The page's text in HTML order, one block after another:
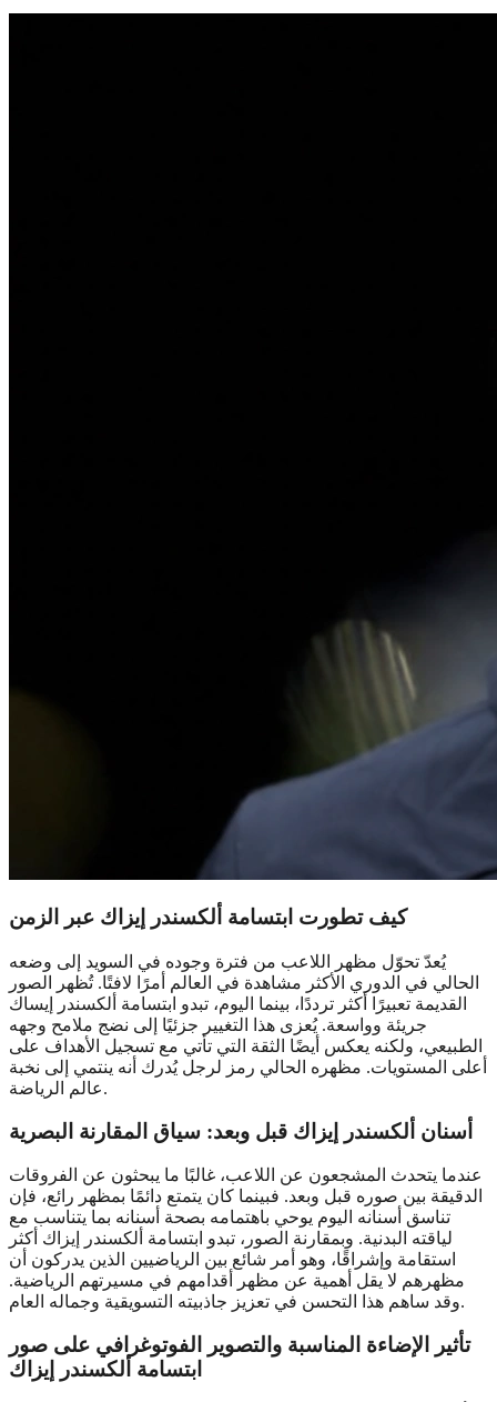
كيف تطورت ابتسامة ألكسندر إيزاك عبر الزمن
يُعدّ تحوّل مظهر اللاعب من فترة وجوده في السويد إلى وضعه
الحالي في الدوري الأكثر مشاهدة في العالم أمرًا لافتًا. تُظهر الصور
القديمة تعبيرًا أكثر ترددًا، بينما اليوم، تبدو ابتسامة ألكسندر إيساك
جريئة وواسعة. يُعزى هذا التغيير جزئيًا إلى نضج ملامح وجهه
الطبيعي، ولكنه يعكس أيضًا الثقة التي تأتي مع تسجيل الأهداف على
أعلى المستويات. مظهره الحالي رمز لرجل يُدرك أنه ينتمي إلى نخبة
عالم الرياضة.
أسنان ألكسندر إيزاك قبل وبعد: سياق المقارنة البصرية
عندما يتحدث المشجعون عن اللاعب، غالبًا ما يبحثون عن الفروقات
الدقيقة بين صوره قبل وبعد. فبينما كان يتمتع دائمًا بمظهر رائع، فإن
تناسق أسنانه اليوم يوحي باهتمامه بصحة أسنانه بما يتناسب مع
لياقته البدنية. وبمقارنة الصور، تبدو ابتسامة ألكسندر إيزاك أكثر
استقامة وإشراقًا، وهو أمر شائع بين الرياضيين الذين يدركون أن
مظهرهم لا يقل أهمية عن مظهر أقدامهم في مسيرتهم الرياضية.
وقد ساهم هذا التحسن في تعزيز جاذبيته التسويقية وجماله العام.
تأثير الإضاءة المناسبة والتصوير الفوتوغرافي على صور
ابتسامة ألكسندر إيزاك